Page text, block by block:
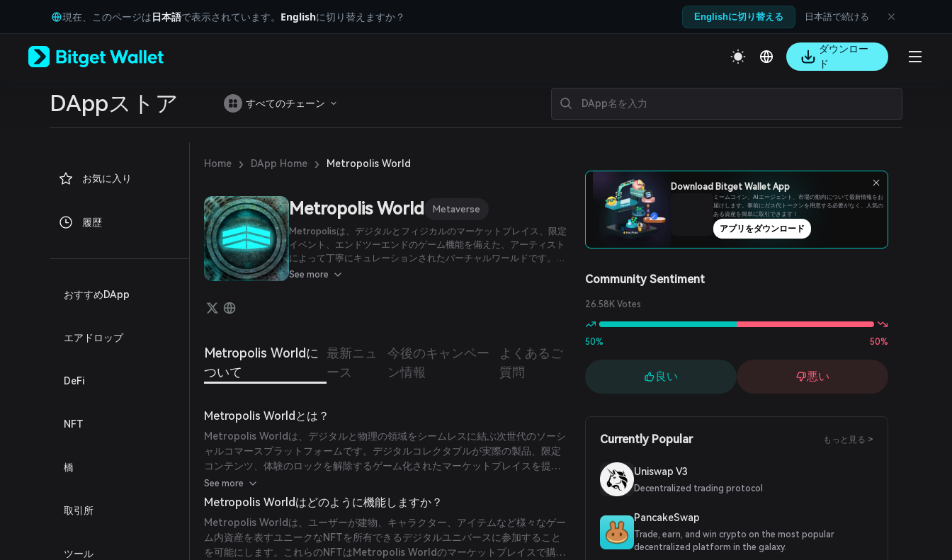
Tiếng Việt
Русский
Español (Latinoamérica)
Português (Portugal)
Bahasa Indonesia
Español (Argentina)
現在、このページは日本語で表示されています。 Englishに切り替えますか？ Englishに切り替える 日本語で続ける
ダウンロー
ド
DAppストア すべてのチェーン
お気に入り
履歴
おすすめDApp
エアドロップ
DeFi
NFT
橋
取引所
ツール
Home › DApp Home › Metropolis World
Metropolis World Metaverse
Metropolisは、デジタルとフィジカルのマーケットプレイス、限定
イベント、エンドツーエンドのゲーム機能を備えた、アーティスト
によって丁寧にキュレーションされたバーチャルワールドです。
MetropolisXの中心にはコラボレーションマーケットプレイスがあ
See more
Metropolis Worldに
ついて
最新ニュ
ース
今後のキャンペー
ン情報
よくあるご
質問
Metropolis Worldとは？
Metropolis Worldは、デジタルと物理の領域をシームレスに結ぶ次世代のソーシ
ャルコマースプラットフォームです。デジタルコレクタブルが実際の製品、限定
コンテンツ、体験のロックを解除するゲーム化されたマーケットプレイスを提供
します。このプラットフォームはAI、ゲーム、文化、コマースを統合し、クリエ
イター、プレイヤー、ブランドにとって没入型のエコシステムを創造します。
See more
Metropolis Worldはどのように機能しますか？
Metropolis Worldは、ユーザーが建物、キャラクター、アイテムなど様々なゲー
ム内資産を表すユニークなNFTを所有できるデジタルユニバースに参加すること
を可能にします。これらのNFTはMetropolis Worldのマーケットプレイスで購
Download Bitget Wallet App
ミームコイン、AIエージェント、市場の動向について最新情報をお
届けします。事前にガス代トークンを用意する必要がなく、人気の
ある資産を簡単に取引できます！
アプリをダウンロード
Community Sentiment
26.58K Votes
50% 50%
良い 悪い
Currently Popular もっと見る >
Uniswap V3
Decentralized trading protocol
PancakeSwap
Trade, earn, and win crypto on the most popular
decentralized platform in the galaxy.